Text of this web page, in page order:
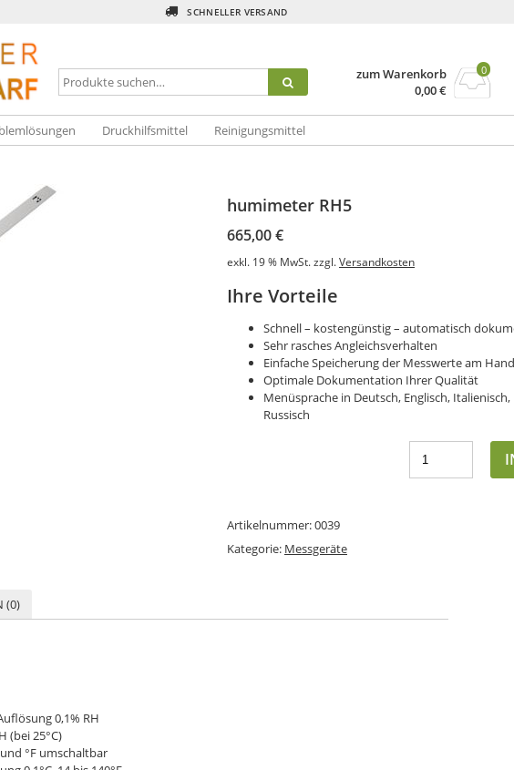
SCHNELLER VERSAND
zum Warenkorb
0,00€
0
Druckhilfsmittel Reinigungsmittel
humimeter RH5
665,00€
exkl. 19 % MwSt. zzgl. Versandkosten
Ihre Vorteile
Schnell – kostengünstig – automatisch
Sehr rasches Angleichsverhalten
Einfache Speicherung der Messwerte am
Optimale Dokumentation Ihrer Qualität
Menüsprache in Deutsch, Englisch, Italienisch,
Russisch
Artikelnummer:0039
Kategorie: Messgeräte
(0)
0,1% RH
(bei 25°C)
°F umschaltbar